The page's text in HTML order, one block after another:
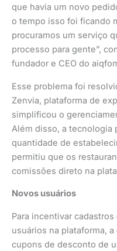
que havia um novo
o tempo isso foi ficando
procuramos um serviço
processo para gente”,
fundador e CEO do
Esse problema foi
Zenvia, plataforma de
simplificou o
Além disso, a tecnologia
quantidade de
permitiu que os
comissões direto na
Novos usuários
Para incentivar
usuários na plataforma,
cupons de desconto de